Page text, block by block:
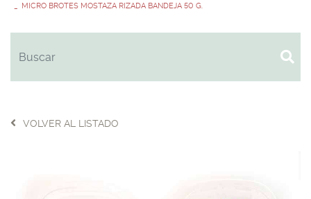
MICRO BROTES MOSTAZA RIZADA BANDEJA 50 G.
VOLVER AL LISTADO